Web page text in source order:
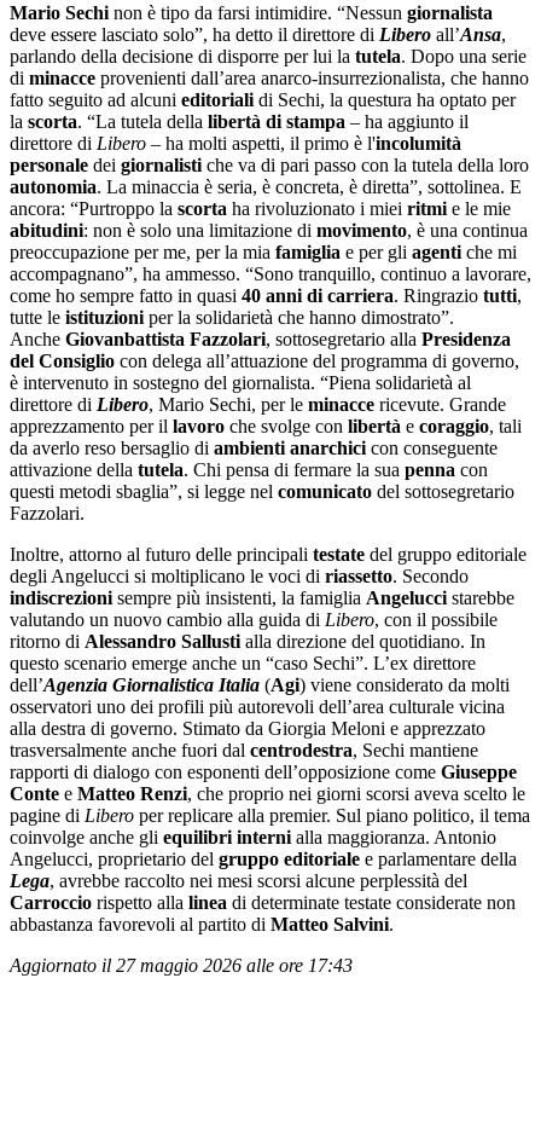
Mario Sechi non è tipo da farsi intimidire. “Nessun giornalista
deve essere lasciato solo”, ha detto il direttore di Libero all’Ansa,
parlando della decisione di disporre per lui la tutela. Dopo una serie
di minacce provenienti dall’area anarco-insurrezionalista, che hanno
fatto seguito ad alcuni editoriali di Sechi, la questura ha optato per
la scorta. “La tutela della libertà di stampa – ha aggiunto il
direttore di Libero – ha molti aspetti, il primo è l'incolumità
personale dei giornalisti che va di pari passo con la tutela della loro
autonomia. La minaccia è seria, è concreta, è diretta”, sottolinea. E
ancora: “Purtroppo la scorta ha rivoluzionato i miei ritmi e le mie
abitudini: non è solo una limitazione di movimento, è una continua
preoccupazione per me, per la mia famiglia e per gli agenti che mi
accompagnano”, ha ammesso. “Sono tranquillo, continuo a lavorare,
come ho sempre fatto in quasi 40 anni di carriera. Ringrazio tutti,
tutte le istituzioni per la solidarietà che hanno dimostrato”.
Anche Giovanbattista Fazzolari, sottosegretario alla Presidenza
del Consiglio con delega all’attuazione del programma di governo,
è intervenuto in sostegno del giornalista. “Piena solidarietà al
direttore di Libero, Mario Sechi, per le minacce ricevute. Grande
apprezzamento per il lavoro che svolge con libertà e coraggio, tali
da averlo reso bersaglio di ambienti anarchici con conseguente
attivazione della tutela. Chi pensa di fermare la sua penna con
questi metodi sbaglia”, si legge nel comunicato del sottosegretario
Fazzolari.
Inoltre, attorno al futuro delle principali testate del gruppo editoriale
degli Angelucci si moltiplicano le voci di riassetto. Secondo
indiscrezioni sempre più insistenti, la famiglia Angelucci starebbe
valutando un nuovo cambio alla guida di Libero, con il possibile
ritorno di Alessandro Sallusti alla direzione del quotidiano. In
questo scenario emerge anche un “caso Sechi”. L’ex direttore
dell’Agenzia Giornalistica Italia (Agi) viene considerato da molti
osservatori uno dei profili più autorevoli dell’area culturale vicina
alla destra di governo. Stimato da Giorgia Meloni e apprezzato
trasversalmente anche fuori dal centrodestra, Sechi mantiene
rapporti di dialogo con esponenti dell’opposizione come Giuseppe
Conte e Matteo Renzi, che proprio nei giorni scorsi aveva scelto le
pagine di Libero per replicare alla premier. Sul piano politico, il tema
coinvolge anche gli equilibri interni alla maggioranza. Antonio
Angelucci, proprietario del gruppo editoriale e parlamentare della
Lega, avrebbe raccolto nei mesi scorsi alcune perplessità del
Carroccio rispetto alla linea di determinate testate considerate non
abbastanza favorevoli al partito di Matteo Salvini.
Aggiornato il 27 maggio 2026 alle ore 17:43